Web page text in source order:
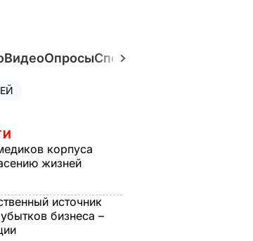
ВидеоОпросыСпецпроекты
корпуса
жизней
источник
бизнеса –